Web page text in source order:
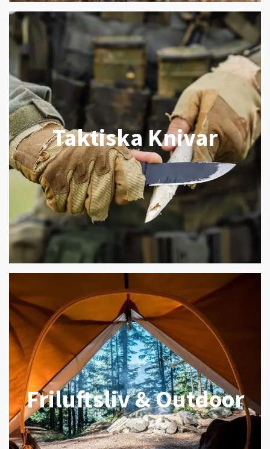
Taktiska Knivar
Friluftsliv & Outdoor